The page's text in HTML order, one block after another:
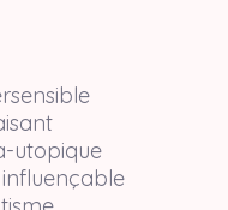
utopique